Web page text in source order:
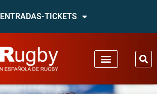
ENTRADAS-TICKETS